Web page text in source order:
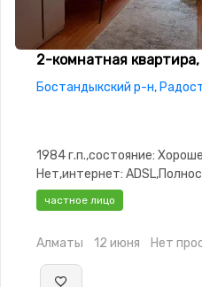
2-комнатная
Бостандыкский р-н,
1984 г.п.,состояние:
Нет,интернет:
частное лицо
Алматы 12 июня Нет